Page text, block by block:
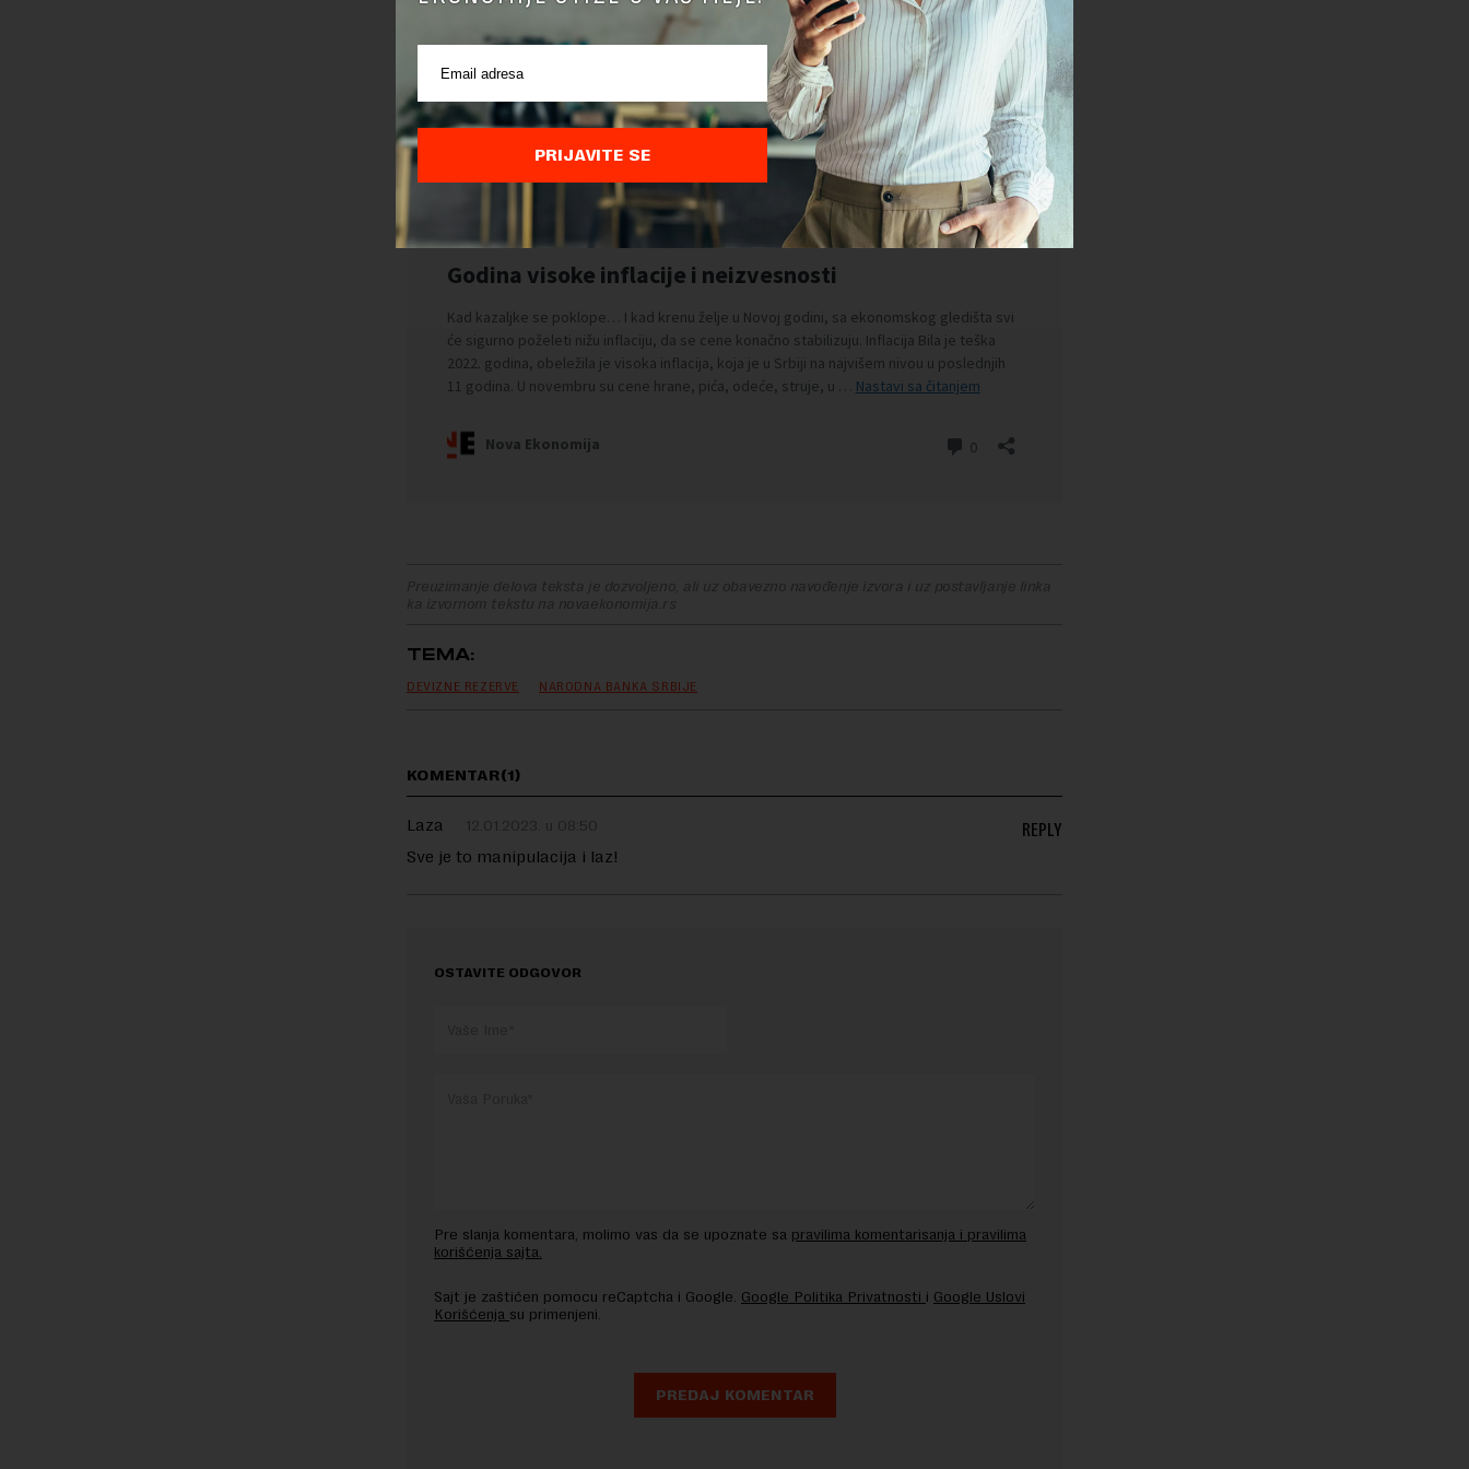
Preuzimanje delova teksta je dozvoljeno, ali uz obavezno navođenje izvora i uz postavljanje linka
ka izvornom tekstu na novaekonomija.rs
TEMA:
DEVIZNE REZERVE NARODNA BANKA SRBIJE
KOMENTAR(1)
Laza 12.01.2023. u 08:50
Sve je to manipulacija i laz!
REPLY
OSTAVITE ODGOVOR
Pre slanja komentara, molimo vas da se upoznate sa pravilima komentarisanja i pravilima
korišćenja sajta.
Sajt je zaštićen pomocu reCaptcha i Google. Google Politika Privatnosti i Google Uslovi
Korišćenja su primenjeni.
PRIJAVITE SE